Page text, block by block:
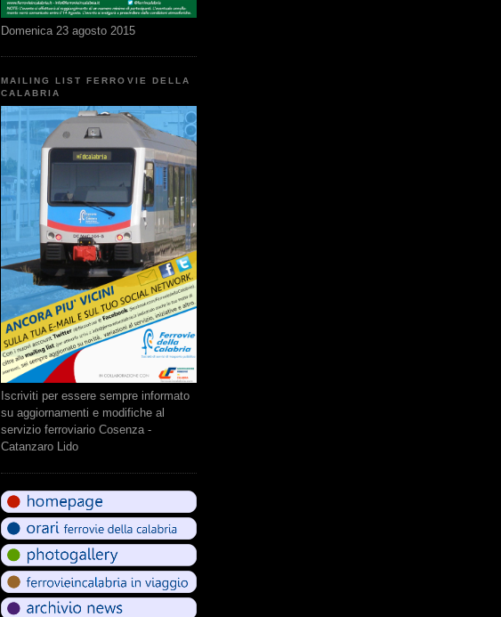
Domenica 23 agosto 2015
MAILING LIST FERROVIE DELLA
CALABRIA
Iscriviti per essere sempre informato
su aggiornamenti e modifiche al
servizio ferroviario Cosenza -
Catanzaro Lido